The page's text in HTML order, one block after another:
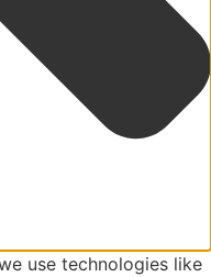
use technologies like